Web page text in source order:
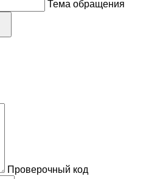
Тема обращения
Проверочный код